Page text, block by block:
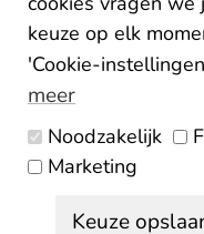
keuze op elk
'Cookie-
meer
Noodzakelijk
Marketing
Keuze